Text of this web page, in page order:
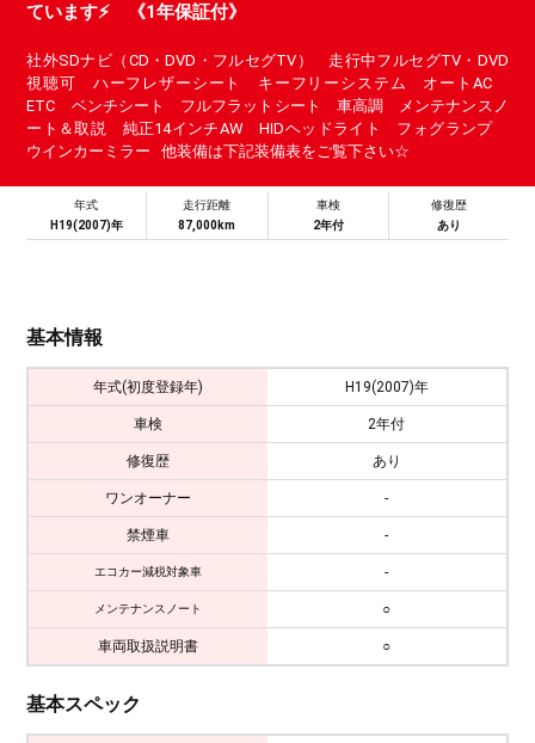
ています⚡ 《1年保証付》
社外SDナビ（CD・DVD・フルセグTV） 走行中フルセグTV・DVD
視聴可 ハーフレザーシート キーフリーシステム オートAC
ETC ベンチシート フルフラットシート 車高調 メンテナンスノ
ート＆取説 純正14インチAW HIDヘッドライト フォグランプ
ウインカーミラー 他装備は下記装備表をご覧下さい☆
年式
H19(2007)年
走行距離
87,000km
車検
2年付
修復歴
あり
基本情報
年式(初度登録年) H19(2007)年
車検 2年付
修復歴 あり
ワンオーナー -
禁煙車 -
エコカー減税対象車 -
メンテナンスノート ○
車両取扱説明書 ○
基本スペック